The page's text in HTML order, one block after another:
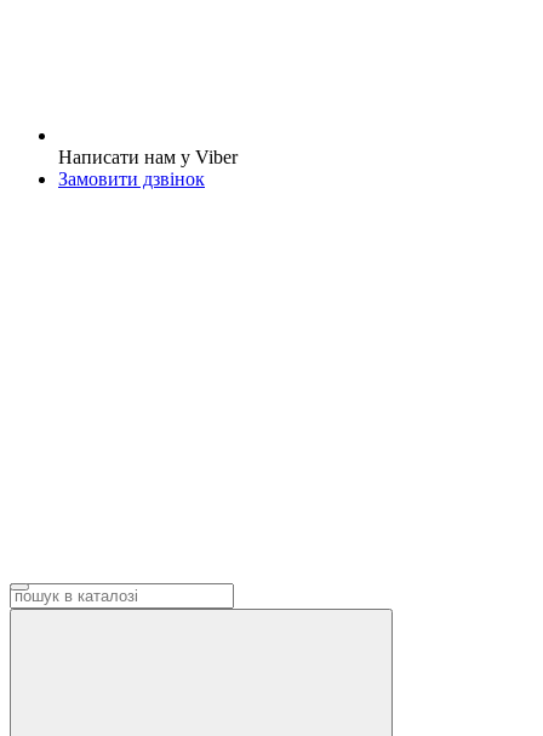
Написати нам у Viber
Замовити дзвінок